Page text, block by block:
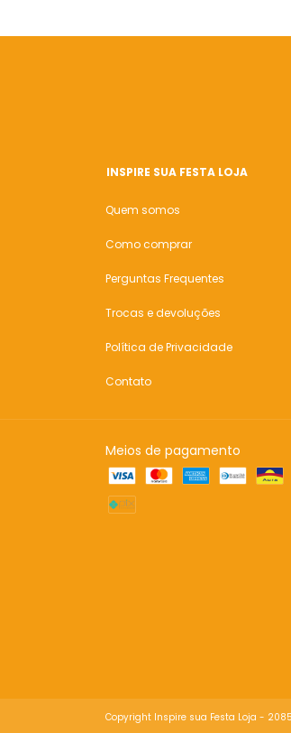
INSPIRE SUA FESTA LOJA
Quem somos
Como comprar
Perguntas Frequentes
Trocas e devoluções
Política de Privacidade
Contato
Meios de pagamento
Copyright Inspire sua Festa Loja -